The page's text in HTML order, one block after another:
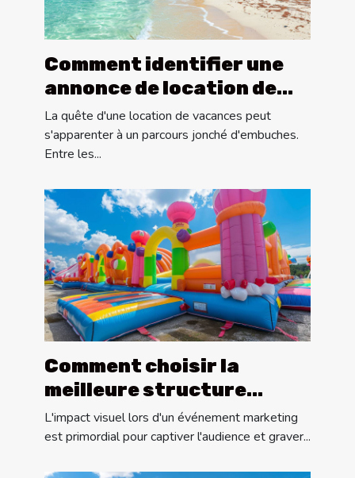
Comment identifier une
annonce de location de
vacances fiable
La quête d'une location de vacances peut
s'apparenter à un parcours jonché d'embuches.
Entre les...
Comment choisir la
meilleure structure
gonflable pour votre
événement marketing
L'impact visuel lors d'un événement marketing
est primordial pour captiver l'audience et graver...